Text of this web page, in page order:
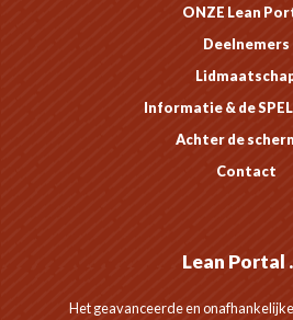
ONZE Lean
Deelnemers
Informatie & de
Achter de
Contact
Lean Portal
Het geavanceerde en